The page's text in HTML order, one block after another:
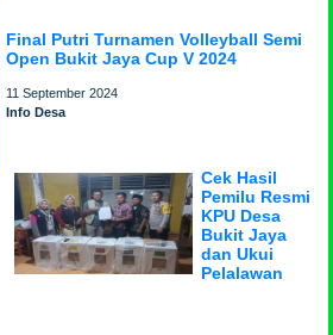
Final Putri Turnamen Volleyball Semi
Open Bukit Jaya Cup V 2024
11 September 2024
Info Desa
Cek Hasil
Pemilu Resmi
KPU Desa
Bukit Jaya
dan Ukui
Pelalawan